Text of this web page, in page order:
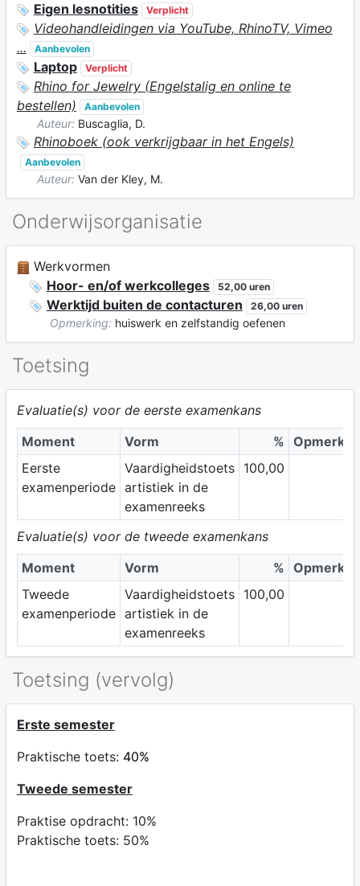
Eigen lesnotities Verplicht
Videohandleidingen via YouTube, RhinoTV, Vimeo
...
Aanbevolen
Laptop Verplicht
Rhino for Jewelry (Engelstalig en online te
bestellen)
Aanbevolen
Auteur: Buscaglia, D.
Rhinoboek (ook verkrijgbaar in het Engels)
Aanbevolen
Auteur: Van der Kley, M.
Onderwijsorganisatie
Werkvormen
Hoor- en/of werkcolleges
52,00 uren
Werktijd buiten de contacturen 26,00 uren
Opmerking: huiswerk en zelfstandig oefenen
Toetsing
Evaluatie(s) voor de eerste examenkans
Moment
Vorm %
Eerste
examenperiode
Vaardigheidstoets
artistiek in de
examenreeks
100,00
Evaluatie(s) voor de tweede examenkans
Moment
Vorm %
Tweede
examenperiode
Vaardigheidstoets
artistiek in de
examenreeks
100,00
Toetsing (vervolg)
Erste semester
Praktische toets:40%
Tweede semester
Praktise opdracht: 10%
Praktische toets: 50%